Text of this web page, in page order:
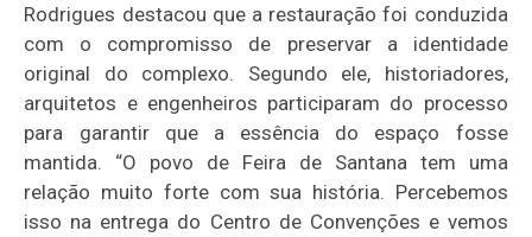
Rodrigues destacou que a restauração foi conduzida
com o compromisso de preservar a identidade
original do complexo. Segundo ele, historiadores,
arquitetos e engenheiros participaram do processo
para garantir que a essência do espaço fosse
mantida. “O povo de Feira de Santana tem uma
relação muito forte com sua história. Percebemos
isso na entrega do Centro de Convenções e vemos